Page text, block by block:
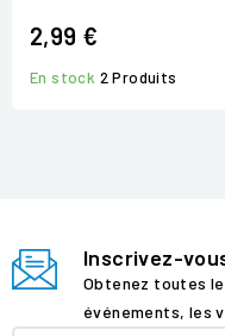
2,99 €
En stock 2 Produits
Inscrivez-
Obtenez toutes
événements, les